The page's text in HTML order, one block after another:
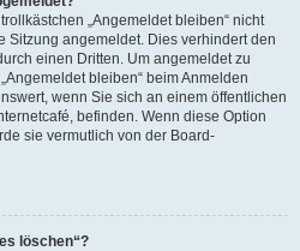
„Angemeldet bleiben“ nicht
Sitzung angemeldet. Dies verhindert den
einen Dritten. Um angemeldet zu
bleiben“ beim Anmelden
wenn Sie sich an einem öffentlichen
befinden. Wenn diese Option
sie vermutlich von der Board-
löschen“?